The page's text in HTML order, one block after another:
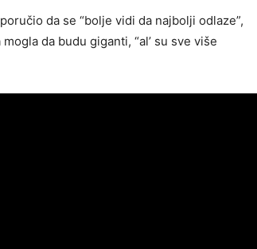
da se “bolje vidi da najbolji odlaze”,
da budu giganti, “al’ su sve više